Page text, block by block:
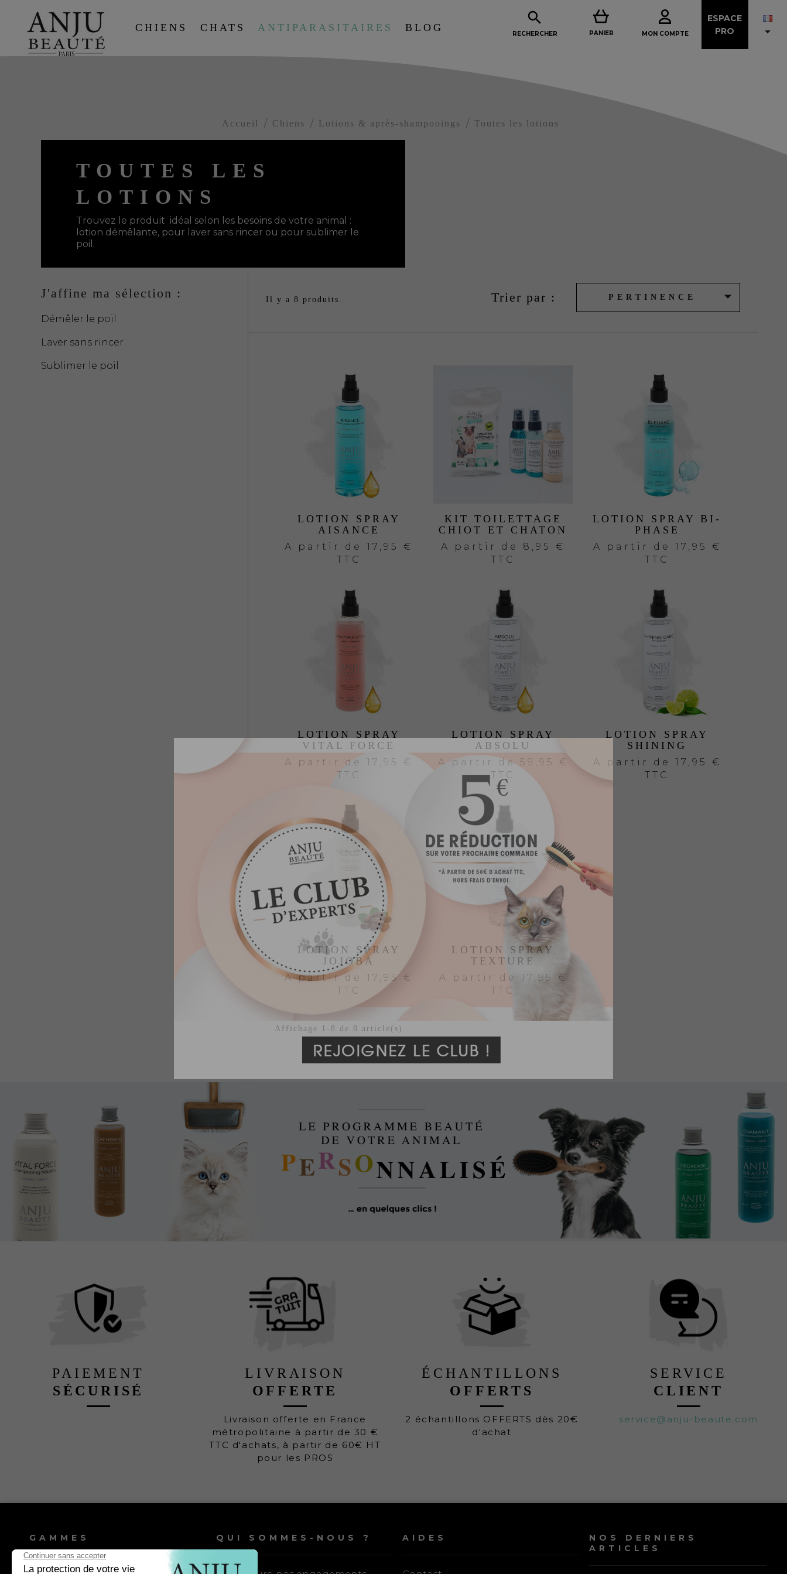
CHIENS CHATS ANTIPARASITAIRES BLOG

RECHERCHER PANIER MON COMPTE
ESPACE
PRO

Accueil Chiens Lotions & après-shampooings Toutes les lotions
TOUTES LES
LOTIONS
Trouvez le produit idéal selon les besoins de votre animal :
lotion démêlante, pour laver sans rincer ou pour sublimer le
poil.
J'affine ma sélection :
Démêler le poil
Laver sans rincer
Sublimer le poil
Il y a 8 produits. Trier par : PERTINENCE 
LOTION SPRAY
AISANCE
A partir de17,95 €
TTC
KIT TOILETTAGE
CHIOT ET CHATON
A partir de 8,95 €
TTC
LOTION SPRAY BI-
PHASE
A partir de 17,95 €
TTC
LOTION SPRAY
VITAL FORCE
A partir de 17,95 €
TTC
LOTION SPRAY
ABSOLU
A partir de 59,95 €
TTC
LOTION SPRAY
SHINING
A partir de 17,95 €
TTC
LOTION SPRAY
JOJOBA
A partir de 17,95 €
TTC
LOTION SPRAY
TEXTURE
A partir de 17,95 €
TTC
Affichage 1-8 de 8 article(s)
PAIEMENT
SÉCURISÉ
LIVRAISON
OFFERTE
Livraison offerte en France
métropolitaine à partir de 30 €
TTC d'achats, à partir de 60€ HT
pour les PROS
ÉCHANTILLONS
OFFERTS
2 échantillons OFFERTS dès 20€
d'achat
SERVICE
CLIENT
service@anju-beaute.com
GAMMES QUI SOMMES-NOUS ? AIDES
NOS DERNIERS
ARTICLES